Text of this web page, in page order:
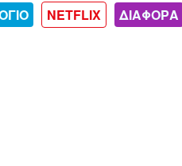
NETFLIX ΔΙΑΦΟΡΑ